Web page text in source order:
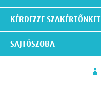
KÉRDEZZE SZAKÉRTŐNKET
SAJTÓSZOBA